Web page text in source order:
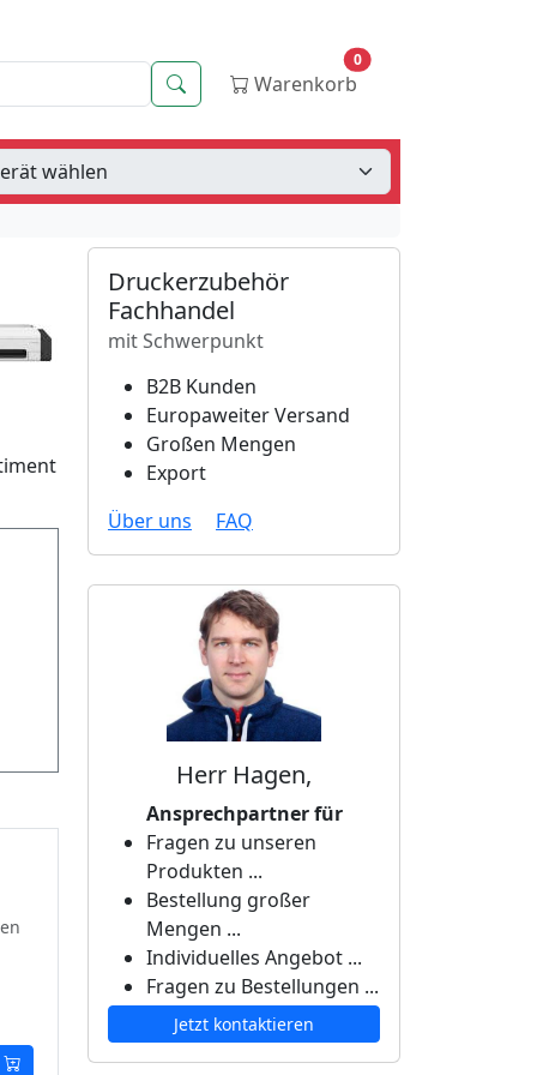
Suche Warenkorb
0
Druckerzubehör
Fachhandel
mit Schwerpunkt
B2B Kunden
Europaweiter Versand
Großen Mengen
Export
Über uns
FAQ
Herr Hagen,
Ansprechpartner für
Fragen zu unseren
Produkten ...
Bestellung großer
Mengen ...
Individuelles Angebot ...
Fragen zu Bestellungen ...
Jetzt kontaktieren